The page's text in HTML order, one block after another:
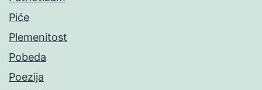
Piće
Plemenitost
Pobeda
Poezija